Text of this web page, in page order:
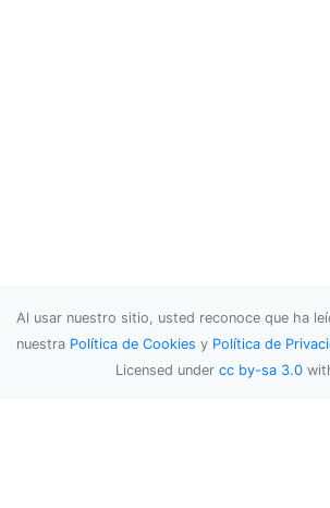
Al usar nuestro sitio, usted reconoce que ha
nuestra Política de Cookies y Política de
Licensed under cc by-sa 3.0